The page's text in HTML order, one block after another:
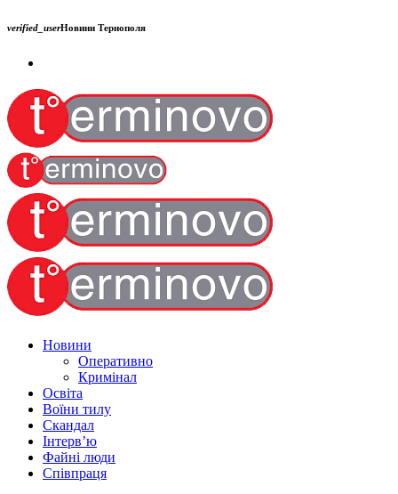
verified_userНовини Тернополя
Новини
Оперативно
Кримінал
Освіта
Воїни тилу
Скандал
Інтерв’ю
Файні люди
Співпраця